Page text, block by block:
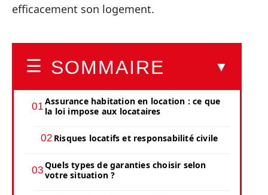
efficacement son logement.
SOMMAIRE
Assurance habitation en location : ce que
la loi impose aux locataires
Risques locatifs et responsabilité civile
Quels types de garanties choisir selon
votre situation ?